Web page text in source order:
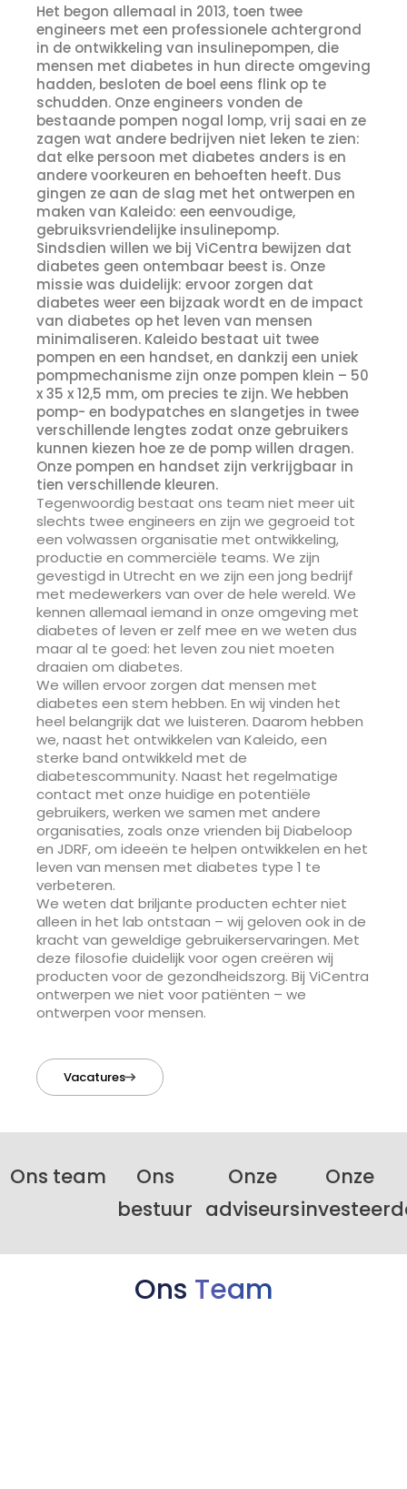
Het begon allemaal in 2013, toen twee
engineers met een professionele achtergrond
in de ontwikkeling van insulinepompen, die
mensen met diabetes in hun directe omgeving
hadden, besloten de boel eens flink op te
schudden. Onze engineers vonden de
bestaande pompen nogal lomp, vrij saai en ze
zagen wat andere bedrijven niet leken te zien:
dat elke persoon met diabetes anders is en
andere voorkeuren en behoeften heeft. Dus
gingen ze aan de slag met het ontwerpen en
maken van Kaleido: een eenvoudige,
gebruiksvriendelijke insulinepomp.
Sindsdien willen we bij ViCentra bewijzen dat
diabetes geen ontembaar beest is. Onze
missie was duidelijk: ervoor zorgen dat
diabetes weer een bijzaak wordt en de impact
van diabetes op het leven van mensen
minimaliseren. Kaleido bestaat uit twee
pompen en een handset, en dankzij een uniek
pompmechanisme zijn onze pompen klein – 50
x 35 x 12,5 mm, om precies te zijn. We hebben
pomp- en bodypatches en slangetjes in twee
verschillende lengtes zodat onze gebruikers
kunnen kiezen hoe ze de pomp willen dragen.
Onze pompen en handset zijn verkrijgbaar in
tien verschillende kleuren.
Tegenwoordig bestaat ons team niet meer uit
slechts twee engineers en zijn we gegroeid tot
een volwassen organisatie met ontwikkeling,
productie en commerciële teams. We zijn
gevestigd in Utrecht en we zijn een jong bedrijf
met medewerkers van over de hele wereld. We
kennen allemaal iemand in onze omgeving met
diabetes of leven er zelf mee en we weten dus
maar al te goed: het leven zou niet moeten
draaien om diabetes.
We willen ervoor zorgen dat mensen met
diabetes een stem hebben. En wij vinden het
heel belangrijk dat we luisteren. Daarom hebben
we, naast het ontwikkelen van Kaleido, een
sterke band ontwikkeld met de
diabetescommunity. Naast het regelmatige
contact met onze huidige en potentiële
gebruikers, werken we samen met andere
organisaties, zoals onze vrienden bij Diabeloop
en JDRF, om ideeën te helpen ontwikkelen en het
leven van mensen met diabetes type 1 te
verbeteren.
We weten dat briljante producten echter niet
alleen in het lab ontstaan – wij geloven ook in de
kracht van geweldige gebruikerservaringen. Met
deze filosofie duidelijk voor ogen creëren wij
producten voor de gezondheidszorg. Bij ViCentra
ontwerpen we niet voor patiënten – we
ontwerpen voor mensen.
Vacatures
Ons team
Ons
bestuur
Onze
adviseurs
Onze
Ons Team